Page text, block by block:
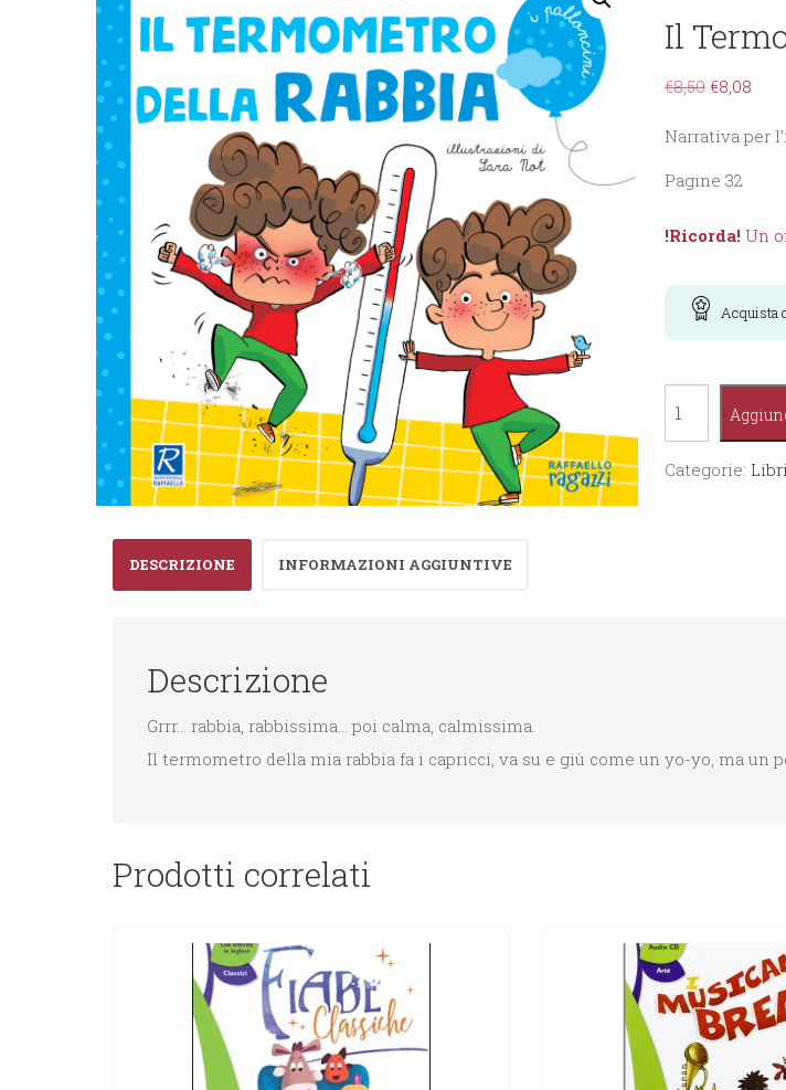
Il
€8,50 €8,08
Narrativa per
Pagine 32
!Ricorda!Un
Acquista
della
Categorie:
DESCRIZIONE INFORMAZIONI AGGIUNTIVE
Descrizione
Grrr… rabbia, rabbissima… poi calma, calmissima.
Il termometro della mia rabbia fa i capricci, va su e giù come un yo-yo, ma un
Prodotti correlati